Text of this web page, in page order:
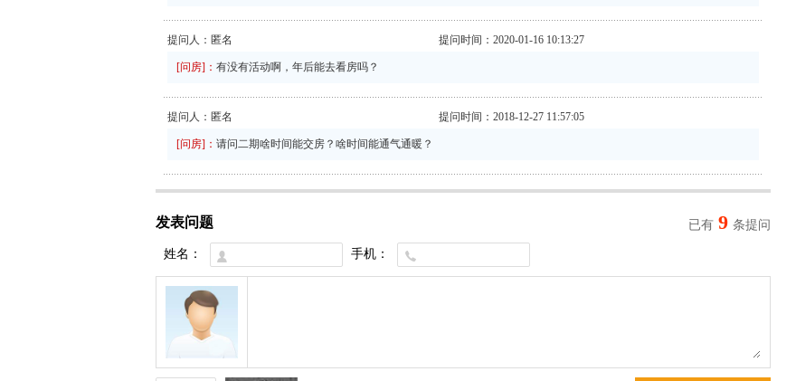
提问人：匿名 提问时间：2020-01-16 10:13:27
[问房]： 有没有活动啊，年后能去看房吗？
提问人：匿名 提问时间：2018-12-27 11:57:05
[问房]： 请问二期啥时间能交房？啥时间能通气通暖？
发表问题 已有 9 条提问
姓名： 手机：